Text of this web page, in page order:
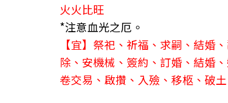
o
k
er
火火比旺
*注意血光之厄。
【宜】祭祀、祈福、求嗣、結婚
除、安機械、簽約、訂婚、結婚
卷交易、啟攢、入殮、移柩、破